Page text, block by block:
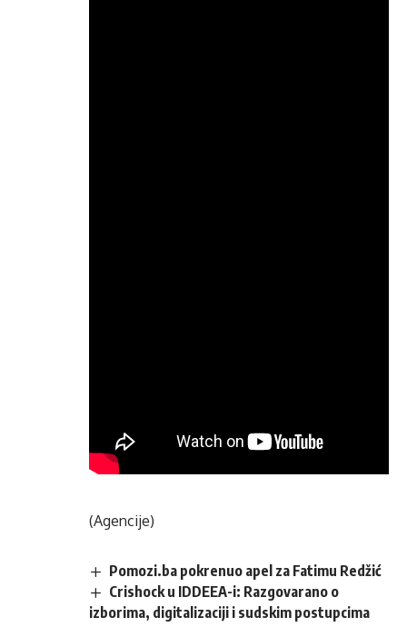
(Agencije)
Pomozi.ba pokrenuo apel za Fatimu Redžić
Crishock u IDDEEA-i: Razgovarano o
izborima, digitalizaciji i sudskim postupcima